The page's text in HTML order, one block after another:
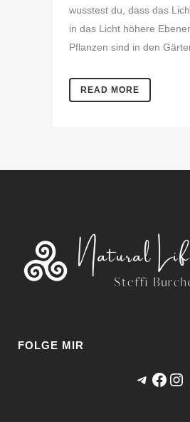
wusstest du, dass das
in das Licht höhere
Pflanzen sind in den
READ MORE
FOLGE MIR